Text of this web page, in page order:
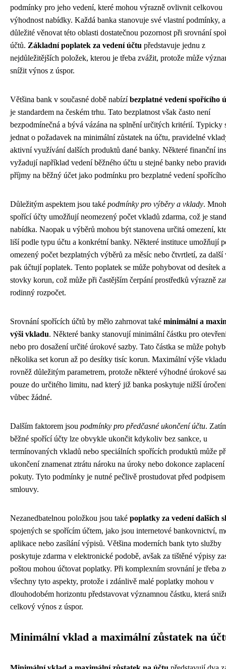
podmínky pro jeho vedení, které mohou výrazně ovlivnit celkovou
výhodnost nabídky. Každá banka stanovuje své vlastní podmínky,
důležité věnovat této oblasti dostatečnou pozornost při srovnání
účtů. Základní poplatek za vedení účtu představuje jednu z
nejdůležitějších položek, kterou je třeba zvážit, protože může
snížit výnos z úspor.
Většina bank v současné době nabízíbezplatné vedení spořícího
je standardem na českém trhu. Tato bezplatnost však často není
bezpodmínečná a bývá vázána na splnění určitých kritérií. Typicky
jednat o požadavek na minimální zůstatek na účtu, pravidelné
aktivní využívání dalších produktů dané banky. Některé finanční
vyžadují například vedení běžného účtu u stejné banky nebo
příjmy na běžný účet jako podmínku pro bezplatné vedení
Důležitým aspektem jsou také podmínky pro výběry a vklady.
spořící účty umožňují neomezený počet vkladů zdarma, což je
nabídka. Naopak u výběrů mohou být stanovena určitá omezení,
liší podle typu účtu a konkrétní banky. Některé instituce umožňují
omezený počet bezplatných výběrů za měsíc nebo čtvrtletí, za další
pak účtují poplatek. Tento poplatek se může pohybovat od desítek
stovky korun, což může při častějším čerpání prostředků výrazně
rodinný rozpočet.
Srovnání spořících účtů by mělo zahrnovat také minimální a
výši vkladu. Některé banky stanovují minimální částku pro
nebo pro dosažení určité úrokové sazby. Tato částka se může
několika set korun až po desítky tisíc korun. Maximální výše
rovněž důležitým parametrem, protože některé výhodné úrokové
pouze do určitého limitu, nad který již banka poskytuje nižší
vůbec žádné.
Dalším faktorem jsou podmínky pro předčasné ukončení účtu.
běžné spořící účty lze obvykle ukončit kdykoliv bez sankce, u
termínovaných vkladů nebo speciálních spořících produktů může
ukončení znamenat ztrátu nároku na úroky nebo dokonce
pokuty. Tyto podmínky je nutné pečlivě prostudovat před podpisem
smlouvy.
Nezanedbatelnou položkou jsou také poplatky za vedení dalších
spojených se spořícím účtem, jako jsou internetové bankovnictví,
aplikace nebo zasílání výpisů. Většina moderních bank tyto služby
poskytuje zdarma v elektronické podobě, avšak za tištěné výpisy
poštou mohou účtovat poplatky. Při komplexním srovnání je třeba
všechny tyto aspekty, protože i zdánlivě malé poplatky mohou v
dlouhodobém horizontu představovat významnou částku, která
celkový výnos z úspor.
Minimální vklad a maximální zůstatek na